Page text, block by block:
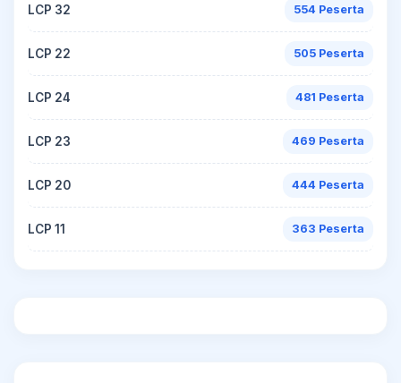
LCP 32 554 Peserta
LCP 22 505 Peserta
LCP 24 481 Peserta
LCP 23 469 Peserta
LCP 20 444 Peserta
LCP 11 363 Peserta